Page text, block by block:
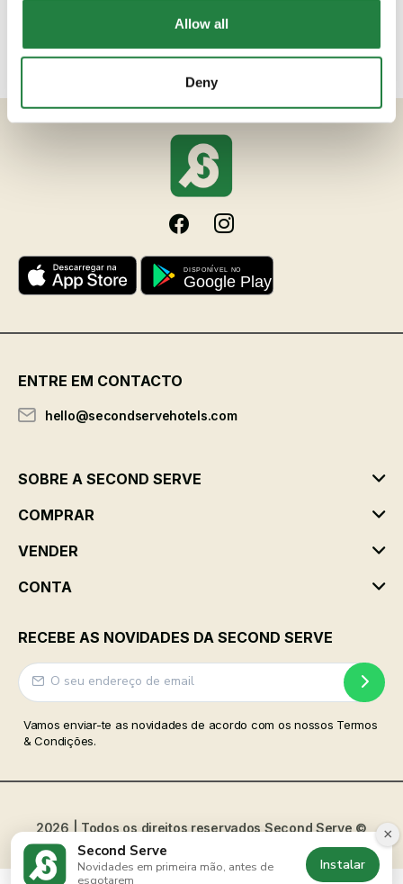
Allow all
Deny
71.25€
ENTRE EM CONTACTO
hello@secondservehotels.com
SOBRE A SECOND SERVE
COMPRAR
VENDER
CONTA
RECEBE AS NOVIDADES DA SECOND SERVE
Vamos enviar-te as novidades de acordo com os nossos Termos
& Condições.
2026 | Todos os direitos reservados Second Serve ©
×
Second Serve
Novidades em primeira mão, antes de
esgotarem
Instalar